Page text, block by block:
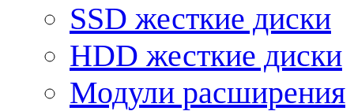
SSD жесткие диски
HDD жесткие диски
Модули расширения